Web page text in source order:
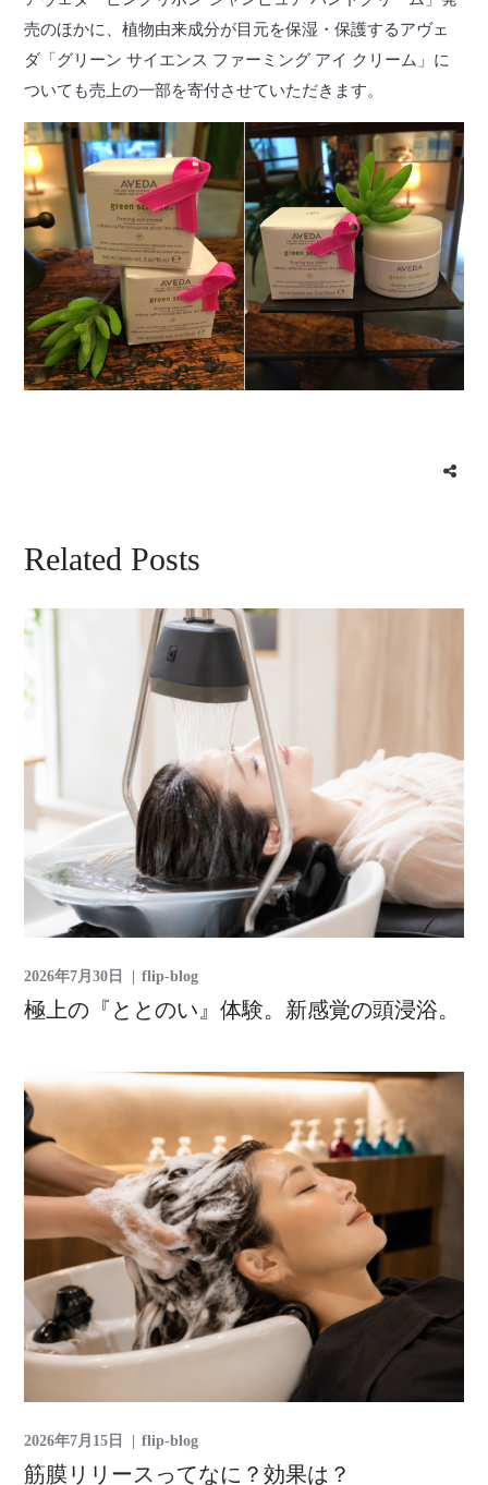
売のほかに、植物由来成分が目元を保湿・保護するアヴェ
ダ「グリーン サイエンス ファーミング アイ クリーム」に
ついても売上の一部を寄付させていただきます。
Related Posts
2026年7月30日 flip-blog
極上の『ととのい』体験。新感覚の頭浸浴。
2026年7月15日 flip-blog
筋膜リリースってなに？効果は？